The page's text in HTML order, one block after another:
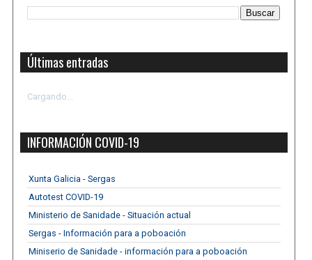
Últimas entradas
Cargando...
INFORMACIÓN COVID-19
Xunta Galicia - Sergas
Autotest COVID-19
Ministerio de Sanidade - Situación actual
Sergas - Información para a poboación
Miniserio de Sanidade - información para a poboación